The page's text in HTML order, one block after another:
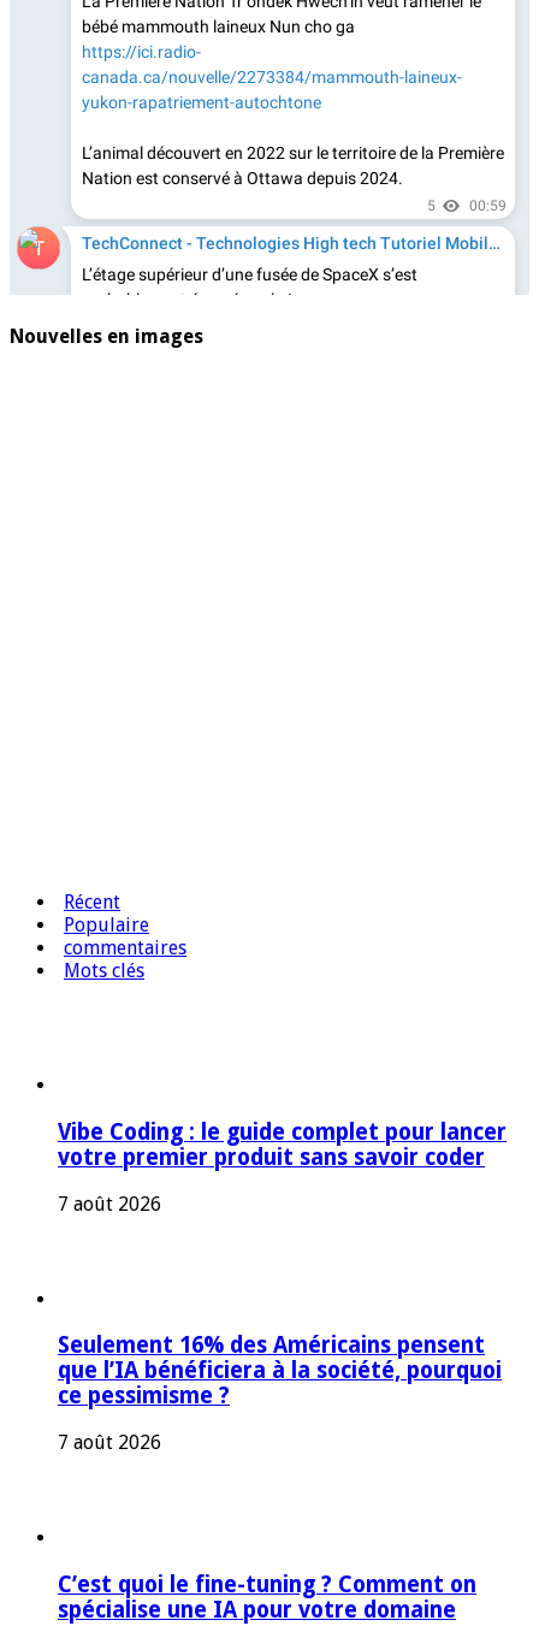
Nouvelles en images
Récent
Populaire
commentaires
Mots clés
Vibe Coding : le guide complet pour lancer
votre premier produit sans savoir coder
7 août 2026
Seulement 16% des Américains pensent
que l’IA bénéficiera à la société, pourquoi
ce pessimisme ?
7 août 2026
C’est quoi le fine-tuning ? Comment on
spécialise une IA pour votre domaine